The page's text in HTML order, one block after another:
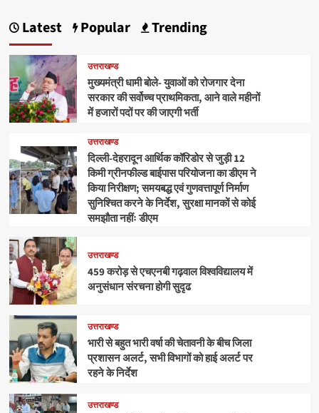
Latest Popular Trending
उत्तराखण्ड
मुख्यमंत्री धामी बोले- युवाओं को रोजगार देना
सरकार की सर्वोच्च प्राथमिकता, आने वाले महीनों
में हजारों पदों पर की जाएगी भर्ती
उत्तराखण्ड
दिल्ली-देहरादून आर्थिक कॉरिडोर से जुड़ी 12
किमी ग्रीनफील्ड बाईपास परियोजना का डीएम ने
किया निरीक्षण; समयबद्ध एवं गुणवत्तापूर्ण निर्माण
सुनिश्चित करने के निर्देश, सुरक्षा मानकों से कोई
समझौता नहींः डीएम
उत्तराखण्ड
459 करोड़ से एचएनबी गढ़वाल विश्वविद्यालय में
अनुसंधान संरचना होगी सुदृढ
उत्तराखण्ड
भारी से बहुत भारी वर्षा की चेतावनी के बीच जिला
प्रशासन अलर्ट, सभी विभागों को हाई अलर्ट पर
रहने के निर्देश
उत्तराखण्ड